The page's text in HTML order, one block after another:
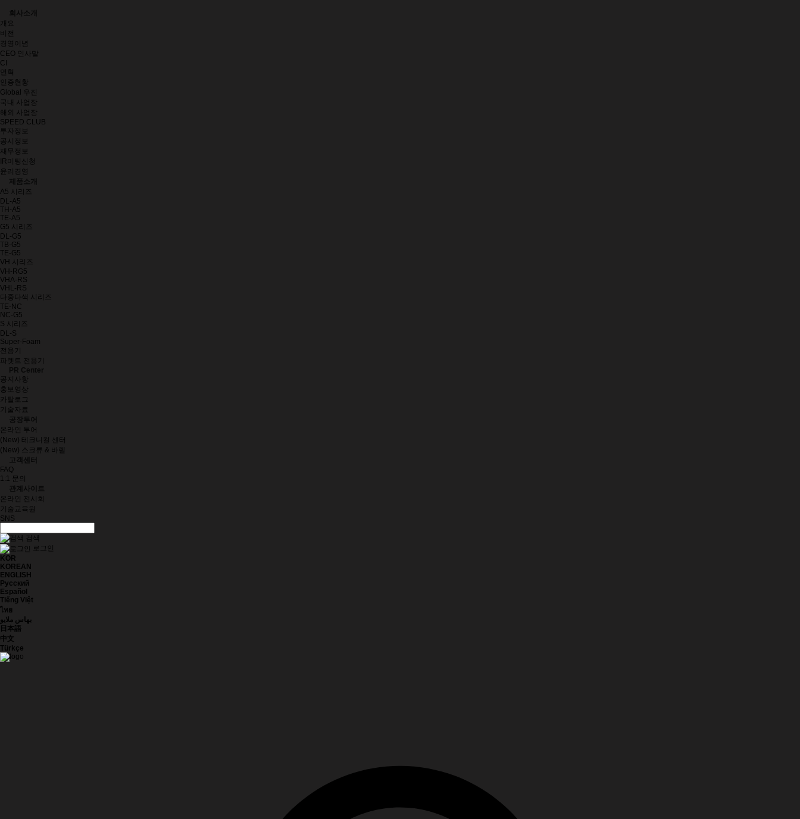
회사소개
개요
비전
경영이념
CEO 인사말
CI
연혁
인증현황
Global 우진
국내 사업장
해외 사업장
SPEED CLUB
투자정보
공시정보
재무정보
IR미팅신청
윤리경영
제품소개
A5 시리즈
DL-A5
TH-A5
TE-A5
G5 시리즈
DL-G5
TB-G5
TE-G5
VH 시리즈
VH-RG5
VHA-RS
VHL-RS
다중다색 시리즈
TE-NC
NC-G5
S 시리즈
DL-S
Super-Foam
전용기
파렛트 전용기
PR Center
공지사항
홍보영상
카탈로그
기술자료
공장투어
온라인 투어
(New) 테크니컬 센터
(New) 스크류 & 바렐
고객센터
FAQ
1:1 문의
관계사이트
온라인 전시회
기술교육원
SNS
검색
로그인
KOR
KOREAN
ENGLISH
Русский
Español
Tiếng Việt
ไทย
بهاس ملايو
日本語
中文
Türkçe